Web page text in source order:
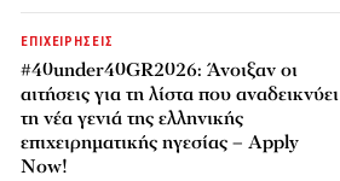
ΕΠΙΧΕΙΡΗΣΕΙΣ
#40under40GR2026: Άνοιξαν οι
αιτήσεις για τη λίστα που αναδεικνύει
τη νέα γενιά της ελληνικής
επιχειρηματικής ηγεσίας – Apply
Now!